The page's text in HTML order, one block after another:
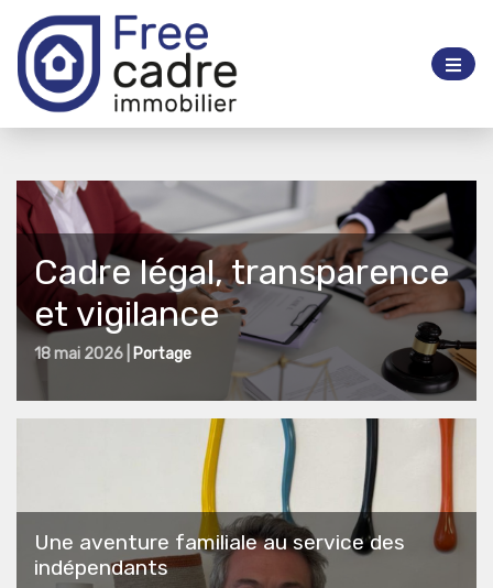
Cadre légal, transparence
et vigilance
18 mai 2026 | Portage
Une aventure familiale au service des
indépendants